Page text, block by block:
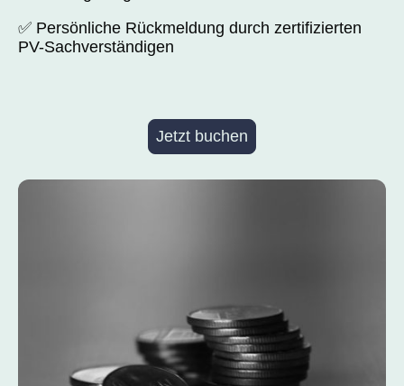
✅ Persönliche Rückmeldung durch zertifizierten
PV-Sachverständigen
Jetzt buchen